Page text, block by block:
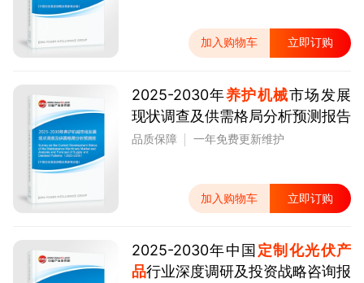
加入购物车 立即订购
2025-2030年养护机械市场发展
现状调查及供需格局分析预测报告
品质保障 一年免费更新维护
加入购物车 立即订购
2025-2030年中国 定制化光伏产
品行业深度调研及投资战略咨询报